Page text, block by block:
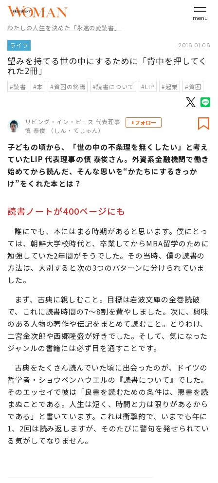
menu
わたしの人生を決めた「永遠の愛読書」
ライフ 2016.01.06
望みを持てる世の中にするために「背中を押してく
れた2冊」
#読書 #本 #貧困の終焉 #読書について #LIP #起業 #貧困
リビング・イン・ピース 代表理事
慎 泰俊 （しん・てじゅん）
+フォロー
子どもの頃から、「世の中の不条理を無くしたい」と考え
ていたLIP 代表理事の慎 泰俊さん。外資系金融機関で働き
始めてから読んだ、そんな思いを“かたちにするきっか
け”をくれた本とは？
読書ノートが400ページにも
誰にでも、本にはまる時期があると思います。僕にとっ
ては、朝鮮大学校時代と、卒業してからMBA留学のために
勉強していた2年間がそうでした。その当時、僕の読書の
方法は、大別すると次の3つのパターンに分けられていま
した。
まず、古典に親しむこと。目標は岩波文庫の全巻読破
で、これに読書時間の7～8割を費やしました。次に、興味
のある人物の著作や伝記をまとめて読むこと。とりわけ、
二宮金次郎や西郷隆盛が好きでした。そして、気になった
ジャンルの書籍には必ず目を通すことです。
古典をたくさん読んでいた頃に出会ったのが、ドイツの
哲学者・ショウペンハウエルの『読書について』でした。
そのエッセイで彼は「良書を読むための条件は、悪書を読
まぬことである。人生は短く、時間と力は限りがあるから
である」と書いています。これは衝撃的で、いまでも年に
1、2回は読み返しますが、そのたびに警句を発せられてい
る気がしてなりません。